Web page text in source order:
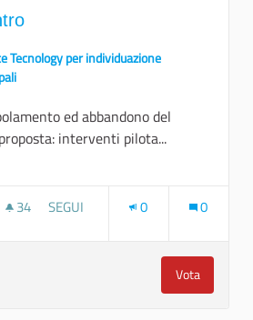
Tecnology per individuazione
ed abbandono del
interventi pilota...
Interventi pilota
34 34 SOSTENITORI
SEGUI 0 0
Vota
Cittadini al